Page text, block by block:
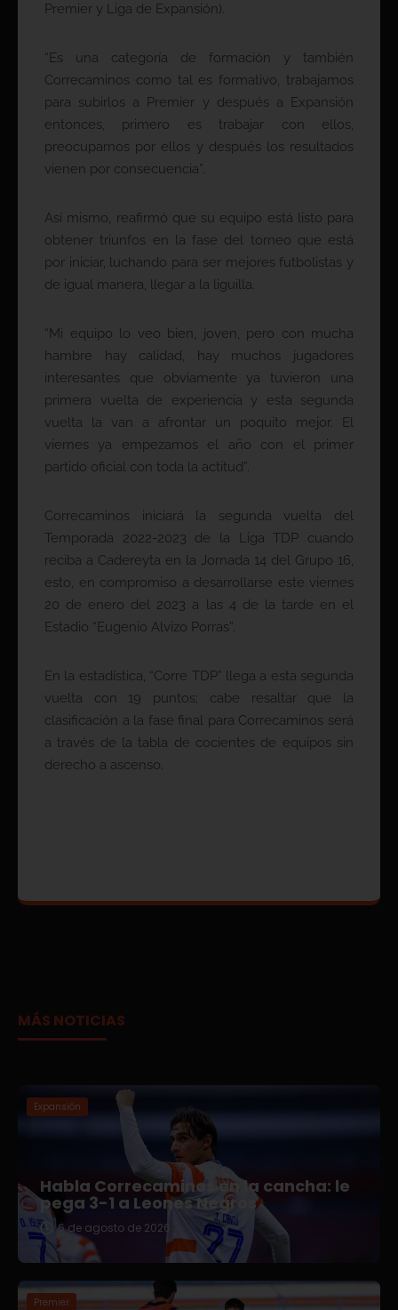
Premier y Liga de Expansión).
“Es una categoría de formación y también
Correcaminos como tal es formativo, trabajamos
para subirlos a Premier y después a Expansión
entonces, primero es trabajar con ellos,
preocuparnos por ellos y después los resultados
vienen por consecuencia”.
Así mismo, reafirmó que su equipo está listo para
obtener triunfos en la fase del torneo que está
por iniciar, luchando para ser mejores futbolistas y
de igual manera, llegar a la liguilla.
“Mi equipo lo veo bien, joven, pero con mucha
hambre hay calidad, hay muchos jugadores
interesantes que obviamente ya tuvieron una
primera vuelta de experiencia y esta segunda
vuelta la van a afrontar un poquito mejor. El
viernes ya empezamos el año con el primer
partido oficial con toda la actitud”.
Correcaminos iniciará la segunda vuelta del
Temporada 2022-2023 de la Liga TDP cuando
reciba a Cadereyta en la Jornada 14 del Grupo 16,
esto, en compromiso a desarrollarse este viernes
20 de enero del 2023 a las 4 de la tarde en el
Estadio “Eugenio Alvizo Porras”.
En la estadística, “Corre TDP” llega a esta segunda
vuelta con 19 puntos; cabe resaltar que la
clasificación a la fase final para Correcaminos será
a través de la tabla de cocientes de equipos sin
derecho a ascenso.
MÁS NOTICIAS
Expansión
Habla Correcaminos en la cancha: le
pega 3-1 a Leones Negros
6 de agosto de 2026
Premier